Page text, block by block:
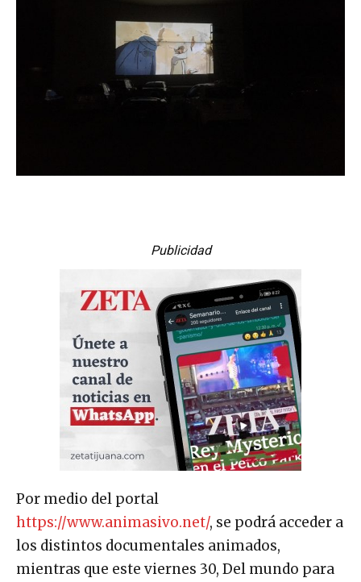
Publicidad
Por medio del portal
https://www.animasivo.net/, se podrá acceder a
los distintos documentales animados,
mientras que este viernes 30, Del mundo para